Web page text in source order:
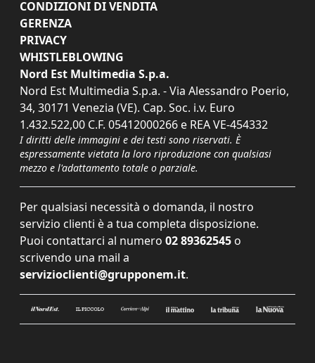
CONDIZIONI DI VENDITA
GERENZA
PRIVACY
WHISTLEBLOWING
Nord Est Multimedia S.p.a.
Nord Est Multimedia S.p.a. - Via Alessandro Poerio,
34, 30171 Venezia (VE). Cap. Soc. i.v. Euro
1.432.522,00 C.F. 05412000266 e REA VE-454332
I diritti delle immagini e dei testi sono riservati. È
espressamente vietata la loro riproduzione con qualsiasi
mezzo e l'adattamento totale o parziale.
Per qualsiasi necessità o domanda, il nostro
servizio clienti è a tua completa disposizione.
Puoi contattarci al numero 02 89362545 o
scrivendo una mail a
servizioclienti@grupponem.it.